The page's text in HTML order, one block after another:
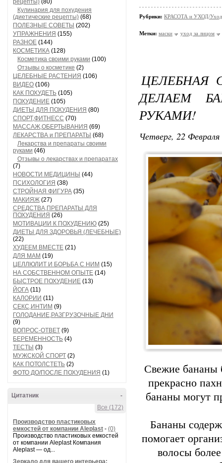
рецепты) (80)
Кулинария для похудения
(диетические рецепты) (68)
ПОЛЕЗНЫЕ СОВЕТЫ (202)
УПРАЖНЕНИЯ (155)
РАЗНОЕ (144)
КОСМЕТИКА (128)
Косметика своими руками (100)
Отзывы о косметике (2)
ЦЕЛЕБНЫЕ РАСТЕНИЯ (106)
ВИДЕО (106)
КАК ПОХУДЕТЬ (105)
ПОХУДЕНИЕ (105)
ДИЕТЫ ДЛЯ ПОХУДЕНИЯ (80)
СПОРТ,ФИТНЕСС (70)
МАССАЖ,ОБЕРТЫВАНИЯ (69)
ЛЕКАРСТВА и ПРЕПАРАТЫ (68)
Лекарства и препараты своими
руками (46)
Отзывы о лекарствах и препаратах
(7)
НОВОСТИ МЕДИЦИНЫ (44)
ПСИХОЛОГИЯ (38)
СТРОЙНАЯ ФИГУРА (35)
МАКИЯЖ (27)
СРЕДСТВА,ПРЕПАРАТЫ ДЛЯ
ПОХУДЕНИЯ (26)
МОТИВАЦИИ К ПОХУДЕНИЮ (25)
ДИЕТЫ ДЛЯ ЗДОРОВЬЯ (ЛЕЧЕБНЫЕ)
(22)
ХУДЕЕМ ВМЕСТЕ (21)
ДЛЯ МАМ (19)
ЦЕЛЛЮЛИТ И БОРЬБА С НИМ (15)
НА СОБСТВЕННОМ ОПЫТЕ (14)
БЫСТРОЕ ПОХУДЕНИЕ (13)
ЙОГА (11)
КАЛОРИИ (11)
СЕКС,ИНТИМ (9)
ГОЛОДАНИЕ,РАЗГРУЗОЧНЫЕ ДНИ
(9)
ВОПРОС-ОТВЕТ (9)
БЕРЕМЕННОСТЬ (4)
ТЕСТЫ (3)
МУЖСКОЙ СПОРТ (2)
КАК ПОТОЛСТЕТЬ (2)
ФОТО ДО/ПОСЛЕ ПОХУДЕНИЯ (1)
-
Цитатник
Все (172)
Производство пластиковых
емкостей от компании Aleplast - (0)
Производство пластиковых емкостей
от компании Aleplast Компания
Aleplast — од...
Зеркало для вашего интерьера:
Рубрики: КРАСОТА и УХОД/Уход
Метки: маски уход за лицом
ЦЕЛЕБНАЯ
ДЕЛАЕМ
РУКАМИ!
Четверг, 22
Свежие бананы
прекрасно
бананы могут
Бананы
помогает
волосы